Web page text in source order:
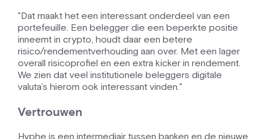
"Dat maakt het een interessant onderdeel van een
portefeuille. Een belegger die een beperkte positie
inneemt in crypto, houdt daar een betere
risico/rendementverhouding aan over. Met een lager
overall risicoprofiel en een extra kicker in rendement.
We zien dat veel institutionele beleggers digitale
valuta’s hierom ook interessant vinden."
Vertrouwen